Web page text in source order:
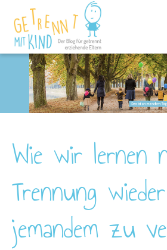
Wie wir lernen
Trennung wieder
jemandem zu